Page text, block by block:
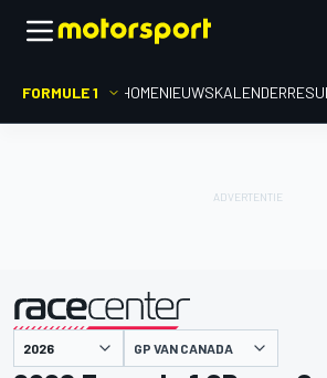
FORMULE 1 HOMENIEUWSKALENDER
GP VAN CANADA